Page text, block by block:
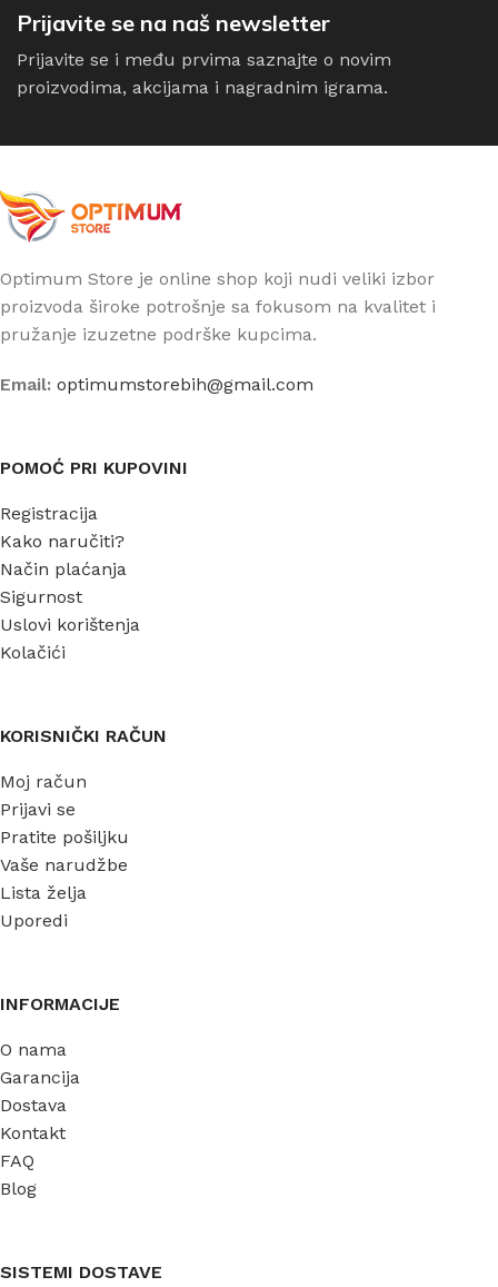
Prijavite se na naš newsletter
Prijavite se i među prvima saznajte o novim
proizvodima, akcijama i nagradnim igrama.
Optimum Store je online shop koji nudi veliki izbor
proizvoda široke potrošnje sa fokusom na kvalitet i
pružanje izuzetne podrške kupcima.
Email: optimumstorebih@gmail.com
POMOĆ PRI KUPOVINI
Registracija
Kako naručiti?
Način plaćanja
Sigurnost
Uslovi korištenja
Kolačići
KORISNIČKI RAČUN
Moj račun
Prijavi se
Pratite pošiljku
Vaše narudžbe
Lista želja
Uporedi
INFORMACIJE
O nama
Garancija
Dostava
Kontakt
FAQ
Blog
SISTEMI DOSTAVE